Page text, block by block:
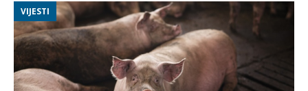
VIJESTI